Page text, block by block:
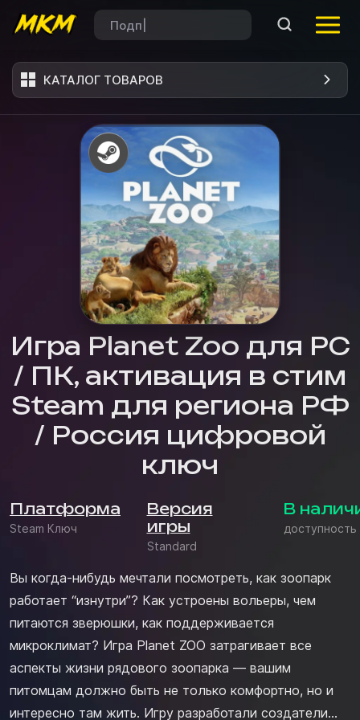
КАТАЛОГ ТОВАРОВ
Игра Planet Zoo для PC
/ ПК, активация в стим
Steam для региона РФ
/ Россия цифровой
ключ
Платформа
Steam Ключ
Версия
игры
Standard
В
доступность
Вы когда-нибудь мечтали посмотреть, как зоопарк
работает “изнутри”? Как устроены вольеры, чем
питаются зверюшки, как поддерживается
микроклимат? Игра Planet ZOO затрагивает все
аспекты жизни рядового зоопарка — вашим
питомцам должно быть не только комфортно, но и
интересно там жить. Игру разработали создатели